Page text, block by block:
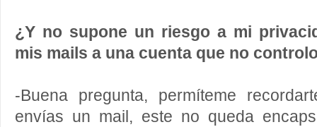
¿Y no supone un riesgo a mi
mis mails a una cuenta que no
-Buena pregunta, permíteme
envías un mail, este no queda